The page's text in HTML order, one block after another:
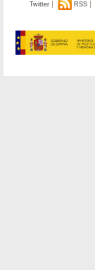
Twitter RSS